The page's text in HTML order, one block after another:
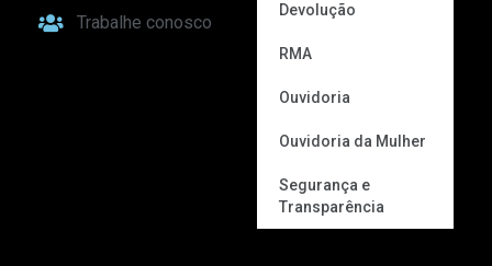
Trabalhe conosco
Devolução
RMA
Ouvidoria
Ouvidoria da Mulher
Segurança e
Transparência